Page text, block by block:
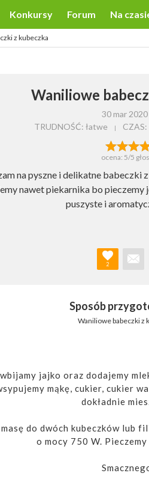
Konkursy Forum Na
z kubeczka
Waniliowe
30 mar
TRUDNOŚĆ: łatwe
CZAS:
ocena: 5/5
na pyszne i delikatne babeczki
nawet piekarnika bo
puszyste i
2
Sposób
Waniliowe babeczki z
jajko oraz dodajemy
mąkę, cukier, cukier
dokładnie
do dwóch kubeczków lub
o mocy 750 W.